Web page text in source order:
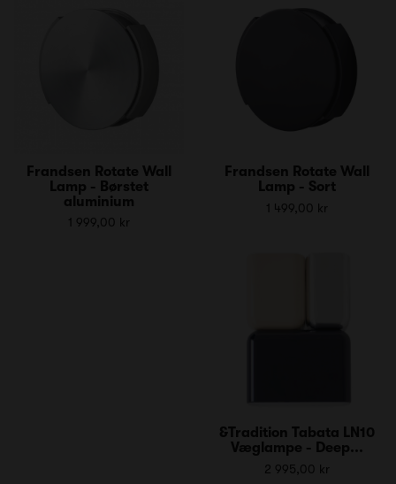
Frandsen Rotate Wall
Lamp - Børstet
aluminium
1 999,00 kr
Frandsen Rotate Wall
Lamp - Sort
1 499,00 kr
&Tradition Tabata LN10
Væglampe - Deep...
2 995,00 kr